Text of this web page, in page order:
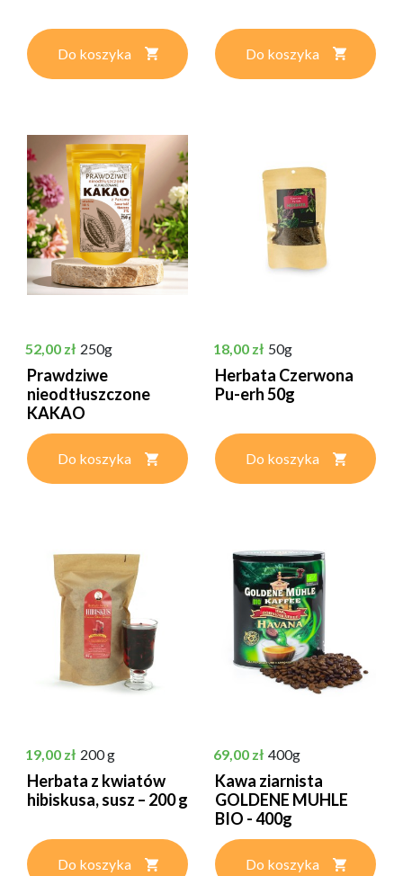
Do koszyka Do koszyka
Cena
52,00 zł 250g
Prawdziwe
nieodtłuszczone
KAKAO
Do koszyka
Cena
18,00 zł 50g
Herbata Czerwona
Pu-erh 50g
Do koszyka
Cena
19,00 zł 200 g
Herbata z kwiatów
hibiskusa, susz – 200 g
Do koszyka
Cena
69,00 zł 400g
Kawa ziarnista
GOLDENE MUHLE
BIO - 400g
Do koszyka